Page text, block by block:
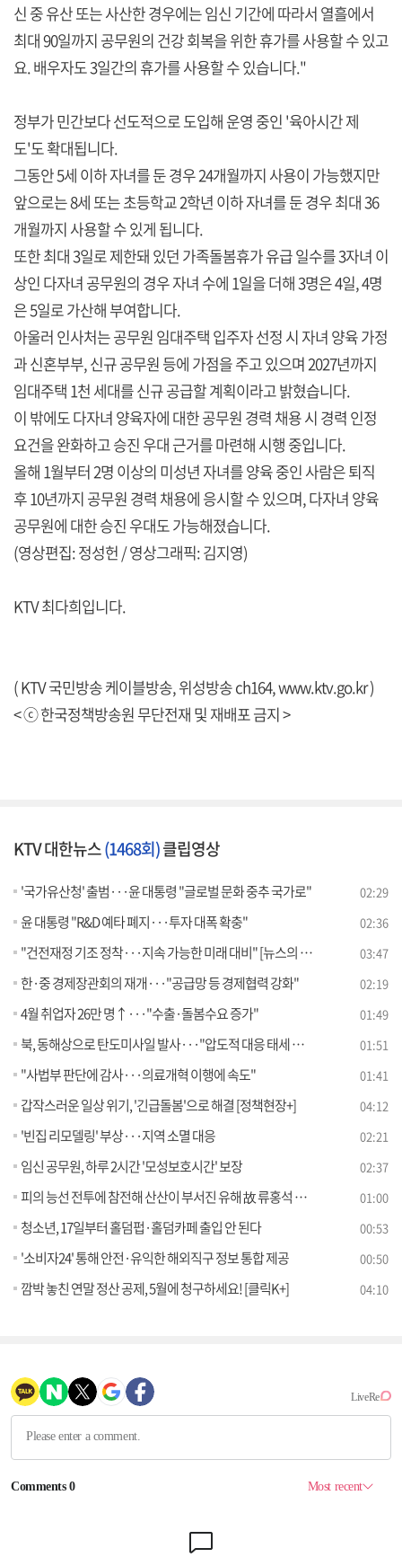
신 중 유산 또는 사산한 경우에는 임신 기간에 따라서 열흘에서
최대 90일까지 공무원의 건강 회복을 위한 휴가를 사용할 수 있고
요. 배우자도 3일간의 휴가를 사용할 수 있습니다."
정부가 민간보다 선도적으로 도입해 운영 중인 '육아시간 제
도'도 확대됩니다.
그동안 5세 이하 자녀를 둔 경우 24개월까지 사용이 가능했지만
앞으로는 8세 또는 초등학교 2학년 이하 자녀를 둔 경우 최대 36
개월까지 사용할 수 있게 됩니다.
또한 최대 3일로 제한돼 있던 가족돌봄휴가 유급 일수를 3자녀 이
상인 다자녀 공무원의 경우 자녀 수에 1일을 더해 3명은 4일, 4명
은 5일로 가산해 부여합니다.
아울러 인사처는 공무원 임대주택 입주자 선정 시 자녀 양육 가정
과 신혼부부, 신규 공무원 등에 가점을 주고 있으며 2027년까지
임대주택 1천 세대를 신규 공급할 계획이라고 밝혔습니다.
이 밖에도 다자녀 양육자에 대한 공무원 경력 채용 시 경력 인정
요건을 완화하고 승진 우대 근거를 마련해 시행 중입니다.
올해 1월부터 2명 이상의 미성년 자녀를 양육 중인 사람은 퇴직
후 10년까지 공무원 경력 채용에 응시할 수 있으며, 다자녀 양육
공무원에 대한 승진 우대도 가능해졌습니다.
(영상편집: 정성헌 / 영상그래픽: 김지영)
KTV 최다희입니다.
( KTV 국민방송 케이블방송, 위성방송 ch164,www.ktv.go.kr)
< ⓒ 한국정책방송원 무단전재 및 재배포 금지 >
KTV 대한뉴스(1468회)클립영상
'국가유산청' 출범···윤 대통령 "글로벌 문화 중추 국가로" 02:29
윤 대통령 "R&D 예타 폐지···투자 대폭 확충" 02:36
"건전재정 기조 정착···지속 가능한 미래 대비" [뉴스의 맥] 03:47
한·중 경제장관회의 재개···"공급망 등 경제협력 강화" 02:19
4월 취업자 26만 명↑···"수출·돌봄수요 증가" 01:49
북, 동해상으로 탄도미사일 발사···"압도적 대응 태세 유지" 01:51
"사법부 판단에 감사···의료개혁 이행에 속도" 01:41
갑작스러운 일상 위기, '긴급돌봄'으로 해결 [정책현장+] 04:12
'빈집 리모델링' 부상···지역 소멸 대응 02:21
임신 공무원, 하루 2시간 '모성보호시간' 보장 02:37
피의 능선 전투에 참전해 산산이 부서진 유해 故 류홍석 일병으로 신원확인 01:00
청소년, 17일부터 홀덤펍·홀덤카페 출입 안 된다 00:53
'소비자24' 통해 안전·유익한 해외직구 정보 통합 제공 00:50
깜박 놓친 연말 정산 공제, 5월에 청구하세요! [클릭K+] 04:10